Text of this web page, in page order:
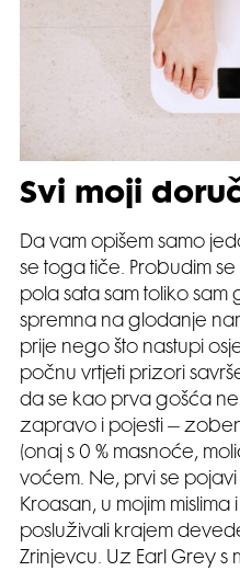
Svi moji
Da vam opišem samo
se toga tiče. Probudim
pola sata sam toliko
spremna na glodanje
prije nego što nastupi
počnu vrtjeti prizori
da se kao prva gošća
zapravo i pojesti –
(onaj s 0 % masnoće,
voćem. Ne, prvi se
Kroasan, u mojim
posluživali krajem
Zrinjevcu. Uz Earl Grey s